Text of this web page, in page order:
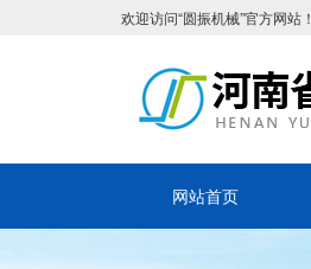
欢迎访问“圆振机械”官方网站！
网站首页